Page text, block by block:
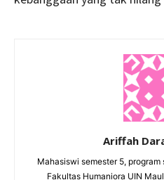
Ariffah
Mahasiswi semester 5,
Fakultas Humaniora UIN